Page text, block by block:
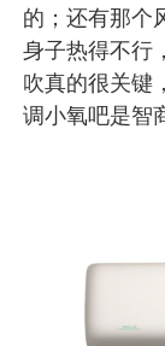
的；还有那个
身子热得不行
吹真的很关键
调小氧吧是智